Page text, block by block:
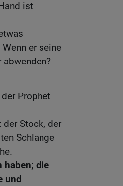
ist
er seine
Prophet
der Stock, der
Schlange
haben; die
und